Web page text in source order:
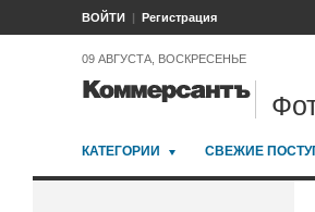
ВОЙТИ Регистрация
09 АВГУСТА, ВОСКРЕСЕНЬЕ
КАТЕГОРИИ СВЕЖИЕ